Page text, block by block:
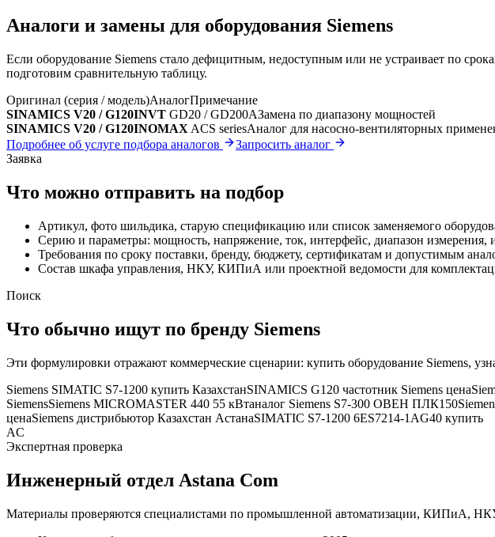
Аналоги и замены для оборудования Siemens
Если оборудование Siemens стало дефицитным, недоступным или не устраивает по
подготовим сравнительную таблицу.
Оригинал (серия / модель)АналогПримечание
SINAMICS V20 / G120INVT GD20 / GD200AЗамена по диапазону мощностей
SINAMICS V20 / G120INOMAX ACS seriesАналог для насосно-вентиляторных
Подробнее об услуге подбора аналогов
Запросить аналог
Заявка
Что можно отправить на подбор
Артикул, фото шильдика, старую спецификацию или список заменяемого
Серию и параметры: мощность, напряжение, ток, интерфейс, диапазон измерения,
Требования по сроку поставки, бренду, бюджету, сертификатам и допустимым
Состав шкафа управления, НКУ, КИПиА или проектной ведомости для
Поиск
Что обычно ищут по бренду Siemens
Эти формулировки отражают коммерческие сценарии: купить оборудование Siemens,
Siemens SIMATIC S7-1200 купить КазахстанSINAMICS G120 частотник Siemens цена
SiemensSiemens MICROMASTER 440 55 кВтаналог Siemens S7-300 ОВЕН ПЛК150
ценаSiemens дистрибьютор Казахстан АстанаSIMATIC S7-1200 6ES7214-1AG40 купить
AC
Экспертная проверка
Инженерный отдел Astana Com
Материалы проверяются специалистами по промышленной автоматизации, КИПиА,